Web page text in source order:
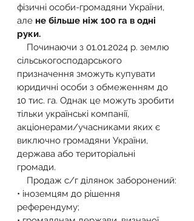
фізичні особи-громадяни України,
але не більше ніж 100 га в одні
руки.
Починаючи з 01.01.2024 р. землю
сільськогосподарського
призначення зможуть купувати
юридичні особи з обмеженням до
10 тис. га. Однак це можуть зробити
тільки українські компанії,
акціонерами/учасниками яких є
виключно громадяни України,
держава або територіальні
громади.
Продаж с/г ділянок заборонений:
• іноземцям до рішення
референдуму;